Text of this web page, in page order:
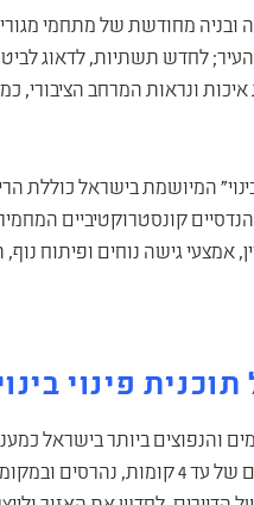
ובניה מחודשת של מתחמי
לחדש תשתיות, לדאוג
ונראות המרחב הציבורי,
המיושמת בישראל כוללת
קונסטרוקטיביים
אמצעי גישה נוחים ופיתוח נוף,
פינוי
והנפוצים ביותר בישראל
שבו מבנים ישנים, בדרך כלל